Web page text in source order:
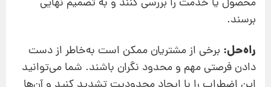
محصول یا خدمت را بررسی کنند و به تصمیم نهایی
برسند.
راه‌حل: برخی از مشتریان ممکن است به‌خاطر از دست‌
دادن فرصتی مهم و محدود نگران باشند. شما می‌توانید